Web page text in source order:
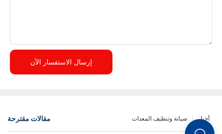
إرسال الاستفسار الآن
مقالات مقترحة أخبار صيانة وتنظيف المعدات